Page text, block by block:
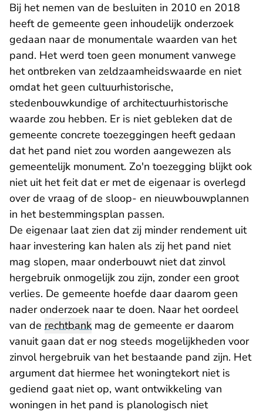
Bij het nemen van de besluiten in 2010 en 2018
heeft de gemeente geen inhoudelijk onderzoek
gedaan naar de monumentale waarden van het
pand. Het werd toen geen monument vanwege
het ontbreken van zeldzaamheidswaarde en niet
omdat het geen cultuurhistorische,
stedenbouwkundige of architectuurhistorische
waarde zou hebben. Er is niet gebleken dat de
gemeente concrete toezeggingen heeft gedaan
dat het pand niet zou worden aangewezen als
gemeentelijk monument. Zo'n toezegging blijkt ook
niet uit het feit dat er met de eigenaar is overlegd
over de vraag of de sloop- en nieuwbouwplannen
in het bestemmingsplan passen.
De eigenaar laat zien dat zij minder rendement uit
haar investering kan halen als zij het pand niet
mag slopen, maar onderbouwt niet dat zinvol
hergebruik onmogelijk zou zijn, zonder een groot
verlies. De gemeente hoefde daar daarom geen
nader onderzoek naar te doen. Naar het oordeel
van de rechtbank mag de gemeente er daarom
vanuit gaan dat er nog steeds mogelijkheden voor
zinvol hergebruik van het bestaande pand zijn. Het
argument dat hiermee het woningtekort niet is
gediend gaat niet op, want ontwikkeling van
woningen in het pand is planologisch niet